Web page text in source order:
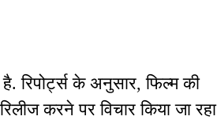
रिपोर्ट्स के अनुसार, फिल्म की
करने पर विचार किया जा रहा